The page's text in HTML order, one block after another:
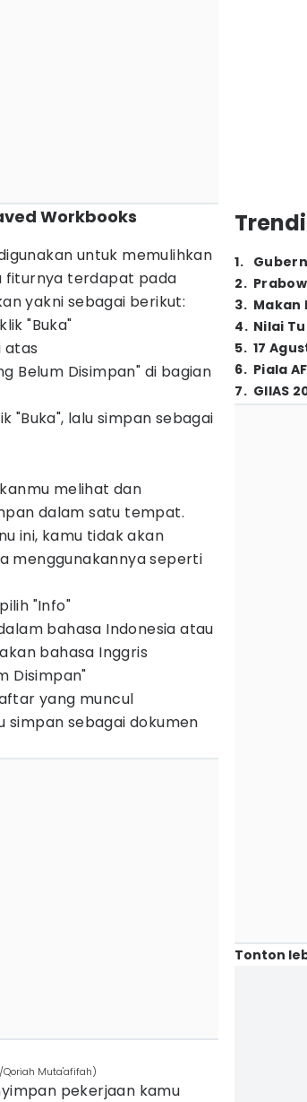
Workbooks
untuk memulihkan
fiturnya terdapat pada
yakni sebagai berikut:
"Buka"
atas
Belum Disimpan" di bagian
"Buka", lalu simpan sebagai
melihat dan
dalam satu tempat.
ini, kamu tidak akan
menggunakannya seperti
"Info"
bahasa Indonesia atau
bahasa Inggris
Disimpan"
yang muncul
simpan sebagai dokumen
Muta'afifah)
pekerjaan kamu
1.
2.
3. Makan
4. Nilai
5. 17
6. Piala
7. GIIAS
Tonton